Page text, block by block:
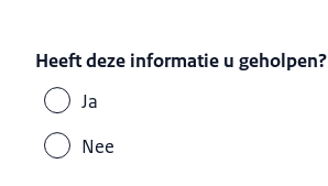
Heeft deze informatie u geholpen?
Ja
Nee